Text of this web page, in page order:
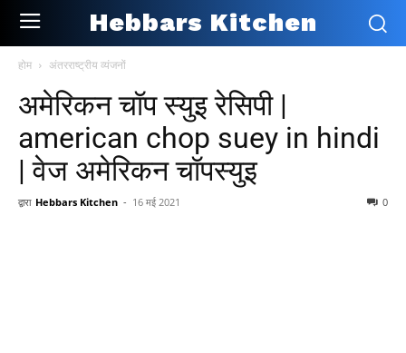
Hebbars Kitchen
होम अंतरराष्ट्रीय व्यंजनों
अमेरिकन चॉप स्युइ रेसिपी |
american chop suey in hindi
| वेज अमेरिकन चॉपस्युइ
द्वारा Hebbars Kitchen - 16 मई 2021 0